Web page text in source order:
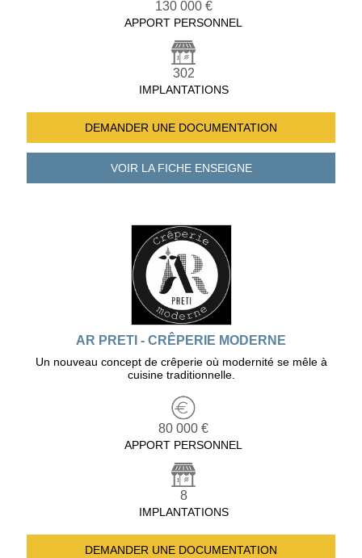
130 000 €
APPORT PERSONNEL
302
IMPLANTATIONS
DEMANDER UNE DOCUMENTATION
VOIR LA FICHEENSEIGNE
AR PRETI - CRÊPERIE MODERNE
Un nouveau concept de crêperie où modernité se mêle à
cuisine traditionnelle.
80 000 €
APPORT PERSONNEL
8
IMPLANTATIONS
DEMANDER UNE DOCUMENTATION